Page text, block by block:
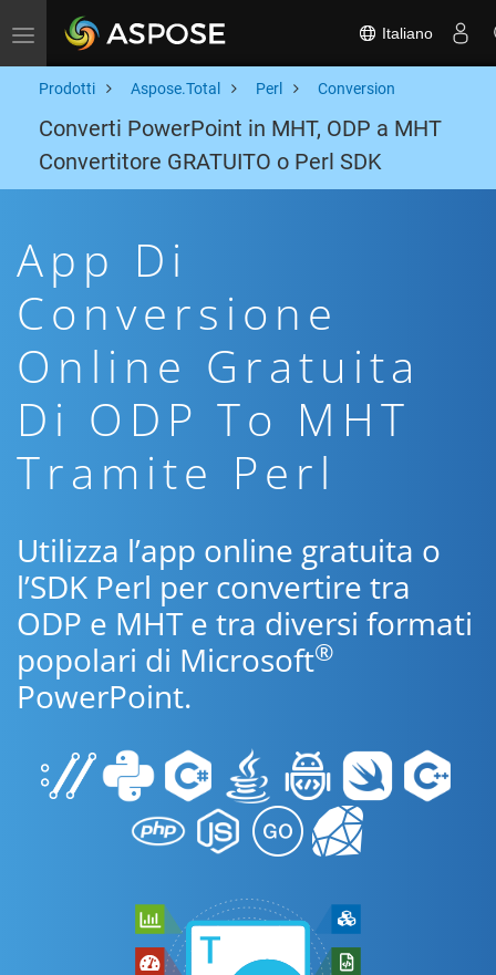
Toggle navigation Italiano
Prodotti Aspose.Total Perl Conversion
Converti PowerPoint in MHT, ODP a MHT
Convertitore GRATUITO o Perl SDK
App Di
Conversione
Online Gratuita
Di ODP To MHT
Tramite Perl
Utilizza l’app online gratuita o
l’SDK Perl per convertire tra
ODP e MHT e tra diversi formati
popolari di Microsoft®
PowerPoint.